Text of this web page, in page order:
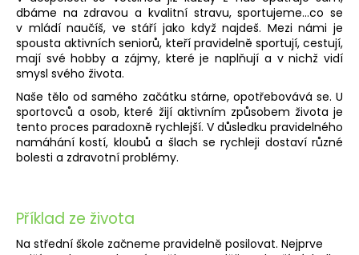
dbáme na zdravou a kvalitní stravu, sportujeme…co se
v mládí naučíš, ve stáří jako když najdeš. Mezi námi je
spousta aktivních seniorů, kteří pravidelně sportují, cestují,
mají své hobby a zájmy, které je naplňují a v nichž vidí
smysl svého života.
Naše tělo od samého začátku stárne, opotřebovává se. U
sportovců a osob, které žijí aktivním způsobem života je
tento proces paradoxně rychlejší. V důsledku pravidelného
namáhání kostí, kloubů a šlach se rychleji dostaví různé
bolesti a zdravotní problémy.
Příklad ze života
Na střední škole začneme pravidelně posilovat. Nejprve
j
e
t
e
n
a
j
í